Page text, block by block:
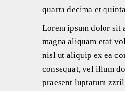
quarta decima et
Lorem ipsum dolor sit
magna aliquam erat
nisl ut aliquip ex ea
consequat, vel illum
praesent luptatum